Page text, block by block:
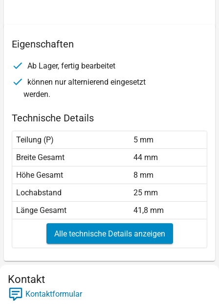
Eigenschaften
Ab Lager, fertig bearbeitet
können nur alternierend eingesetzt
werden.
Technische Details
Teilung (P)
5 mm
Breite Gesamt
44 mm
Höhe Gesamt
8 mm
Lochabstand
25 mm
Länge Gesamt
41,8 mm
Alle technische Details anzeigen
Kontakt
Kontaktformular